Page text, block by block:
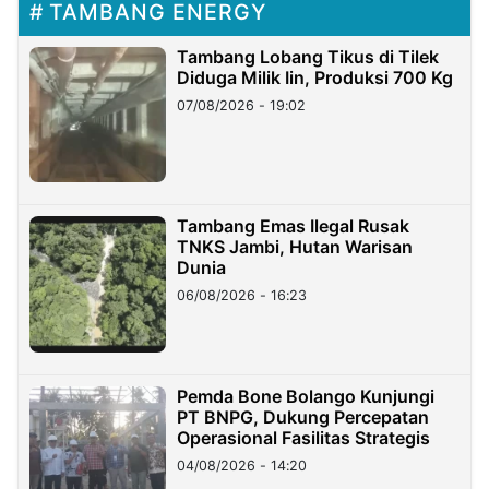
TAMBANG ENERGY
Tambang Lobang Tikus di Tilek
Diduga Milik Iin, Produksi 700 Kg
07/08/2026 - 19:02
Tambang Emas Ilegal Rusak
TNKS Jambi, Hutan Warisan
Dunia
06/08/2026 - 16:23
Pemda Bone Bolango Kunjungi
PT BNPG, Dukung Percepatan
Operasional Fasilitas Strategis
04/08/2026 - 14:20